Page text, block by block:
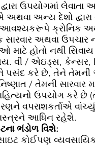
ઉપયોગમાં
અન્ય દેશો
આવશ્યકરૂપે ક્રોનિક
અથવા ઉપચાર
માટે હોતો નથી
વી / એઇડ્સ, કેન્સર,
પસંદ કરે છે, તેને તેમની
/ તેમની
ઉપયોગ કરે છે
વપરાશકર્તાએ
આધિન રહેશે.
ભંડોળ વિશે:
કોઈપણ વ્યવસાયિક